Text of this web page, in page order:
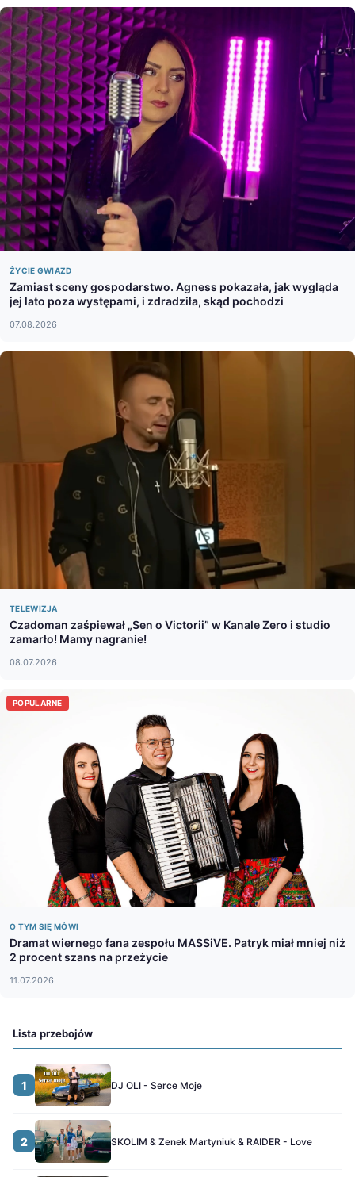
ŻYCIE GWIAZD
Zamiast sceny gospodarstwo. Agness pokazała, jak wygląda
jej lato poza występami, i zdradziła, skąd pochodzi
07.08.2026
TELEWIZJA
Czadoman zaśpiewał „Sen o Victorii” w Kanale Zero i studio
zamarło! Mamy nagranie!
08.07.2026
POPULARNE
O TYM SIĘ MÓWI
Dramat wiernego fana zespołu MASSiVE. Patryk miał mniej niż
2 procent szans na przeżycie
11.07.2026
Lista przebojów
1 DJ OLI - Serce Moje
2 SKOLIM & Zenek Martyniuk & RAIDER - Love